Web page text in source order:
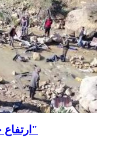
ارتفاع حصيلة ضحايا "فاجعة عمدون"